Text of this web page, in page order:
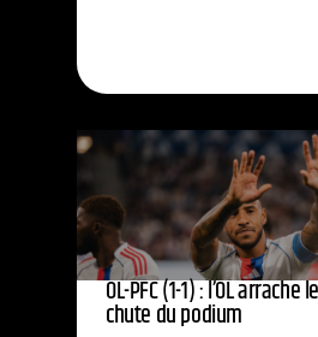
OL-PFC (1-1) : l’OL
chute du podium